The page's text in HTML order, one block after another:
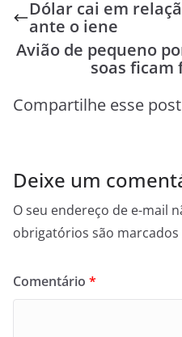
Dólar cai em
ante o iene
Avião de pequeno
soas ficam
Compartilhe esse
Deixe um
O seu endereço de e-mail
obrigatórios são marcados
Comentário *